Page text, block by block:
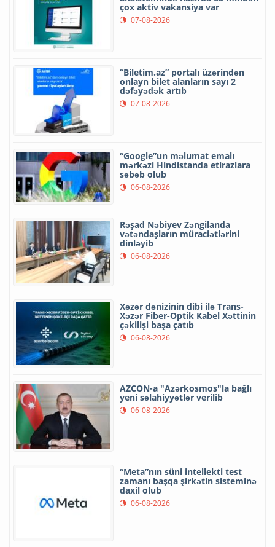
çox aktiv vakansiya var
07-08-2026
“Biletim.az” portalı üzərindən
onlayn bilet alanların sayı 2
dəfəyədək artıb
07-08-2026
“Google”un məlumat emalı
mərkəzi Hindistanda etirazlara
səbəb olub
06-08-2026
Rəşad Nəbiyev Zəngilanda
vətəndaşların müraciətlərini
dinləyib
06-08-2026
Xəzər dənizinin dibi ilə Trans-
Xəzər Fiber-Optik Kabel Xəttinin
çəkilişi başa çatıb
06-08-2026
AZCON-a "Azərkosmos"la bağlı
yeni səlahiyyətlər verilib
06-08-2026
“Meta”nın süni intellekti test
zamanı başqa şirkətin sisteminə
daxil olub
06-08-2026